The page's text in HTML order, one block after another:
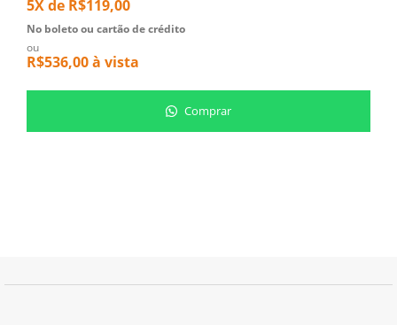
5X de R$119,00
No boleto ou cartão de crédito
ou
R$536,00à vista
Comprar